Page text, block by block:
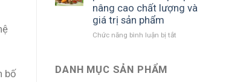
bố
phí
trong
nâng cao chất lượng và
giá trị sản phẩm
Chức năng bình luận bị tắt
DANH MỤC SẢN PHẨM